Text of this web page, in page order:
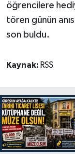
öğrencilere
tören günün
son buldu.
Kaynak: RSS